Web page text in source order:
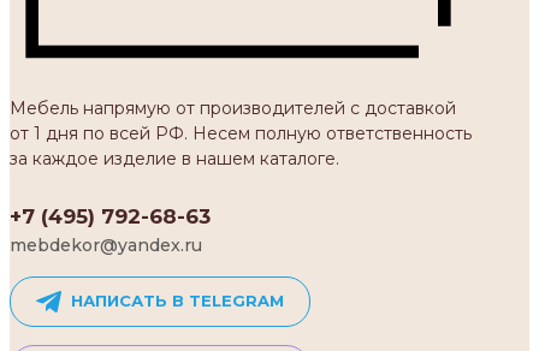
Мебель напрямую от производителей с доставкой
от 1 дня по всей РФ. Несем полную ответственность
за каждое изделие в нашем каталоге.
+7 (495) 792-68-63
mebdekor@yandex.ru
НАПИСАТЬ В TELEGRAM